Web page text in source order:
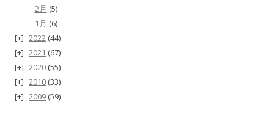
2月 (5)
1月 (6)
2022 (44)
2021 (67)
2020 (55)
2010 (33)
2009 (59)